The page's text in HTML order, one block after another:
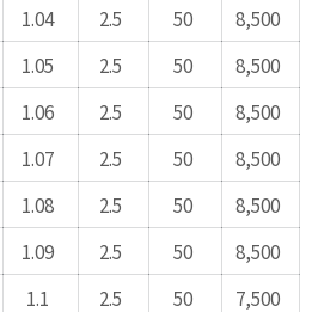
1.04 2.5 50
8,500
1.05 2.5 50
8,500
1.06 2.5 50
8,500
1.07 2.5 50
8,500
1.08 2.5 50
8,500
1.09 2.5 50
8,500
1.1 2.5 50
7,500